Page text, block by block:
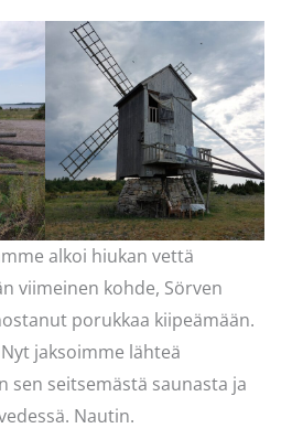
alkoi hiukan vettä
viimeinen kohde, Sörven
porukkaa kiipeämään.
jaksoimme lähteä
sen seitsemästä saunasta ja
Nautin.